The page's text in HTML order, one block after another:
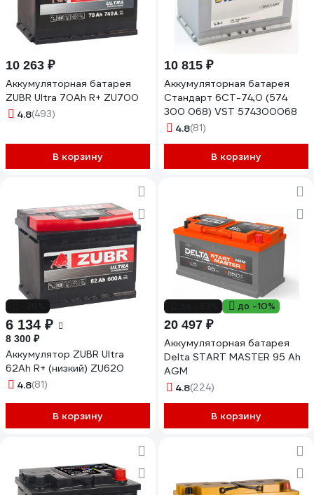
10 263 ₽
Аккумуляторная батарея
ZUBR Ultra 70Ah R+ ZU700
4.8(493)
В корзину
10 815 ₽
Аккумуляторная батарея
Стандарт 6СТ-74,0 (574
300 068) VST 574300068
4.8(81)
В корзину
6 134 ₽
8 300 ₽
Аккумулятор ZUBR Ultra
62Ah R+ (низкий) ZU620
4.8(81)
В корзину
до -10%
20 497 ₽
Аккумуляторная батарея
Delta START MASTER 95 Ah
AGM
4.8(224)
В корзину